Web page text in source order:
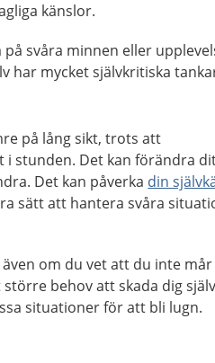
känslor.
svåra minnen eller
har mycket självkritiska
på lång sikt, trots att
i stunden. Det kan förändra
Det kan påverka din
sätt att hantera svåra
om du vet att du inte
behov att skada dig
situationer för att bli lugn.